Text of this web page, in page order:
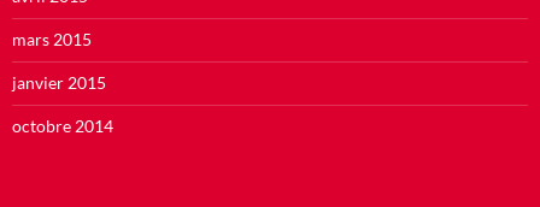
mars 2015
janvier 2015
octobre 2014